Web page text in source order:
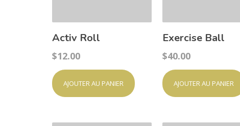
Activ Roll
$12.00
AJOUTER AU PANIER
Exercise Ball
$40.00
AJOUTER AU PANIER